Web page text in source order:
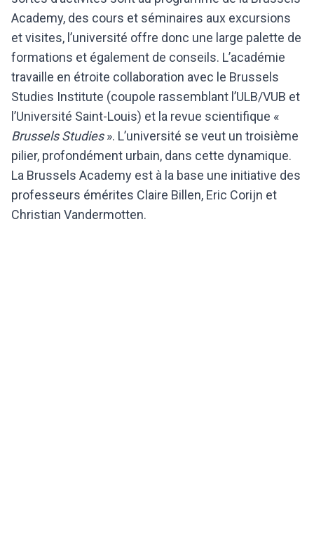
Academy, des cours et séminaires aux excursions
et visites, l’université offre donc une large palette de
formations et également de conseils. L’académie
travaille en étroite collaboration avec le Brussels
Studies Institute (coupole rassemblant l’ULB/VUB et
l’Université Saint-Louis) et la revue scientifique «
Brussels Studies». L’université se veut un troisième
pilier, profondément urbain, dans cette dynamique.
La Brussels Academy est à la base une initiative des
professeurs émérites Claire Billen, Eric Corijn et
Christian Vandermotten.